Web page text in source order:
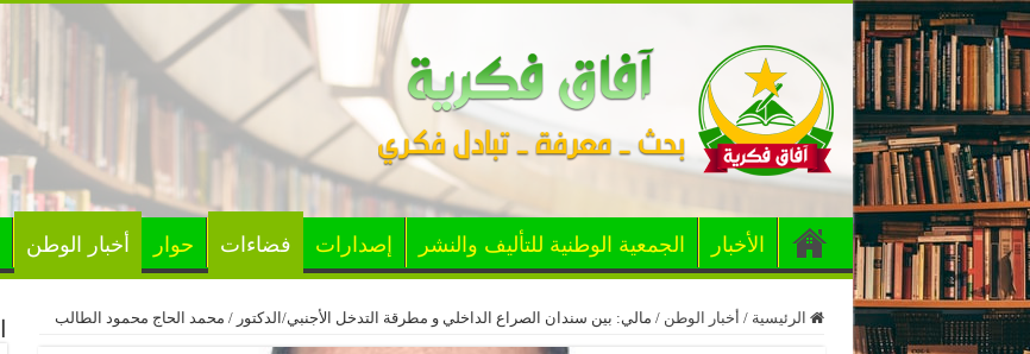
الأخبار الجمعية الوطنية للتأليف والنشر إصدارات فضاءات حوار أخبار الوطن
الرئيسية / أخبار الوطن / مالي: بين سندان الصراع الداخلي و مطرقة التدخل الأجنبي/الدكتور / محمد الحاج محمود الطالب